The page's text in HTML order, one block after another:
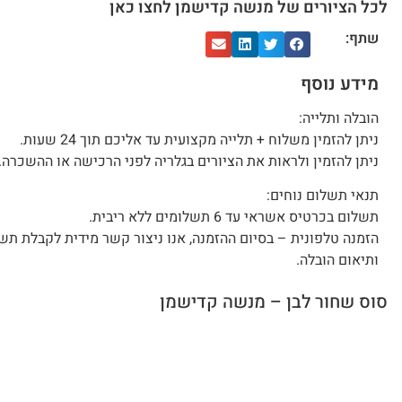
לכל הציורים של מנשה קדישמן לחצו כאן
שתף:
מידע נוסף
הובלה ותלייה:
ניתן להזמין משלוח + תלייה מקצועית עד אליכם תוך 24 שעות.
ניתן להזמין ולראות את הציורים בגלריה לפני הרכישה או
תנאי תשלום נוחים:
תשלום בכרטיס אשראי עד 6 תשלומים ללא ריבית.
הזמנה טלפונית – בסיום ההזמנה, אנו ניצור קשר מידית לקבלת
ותיאום הובלה.
סוס שחור לבן – מנשה קדישמן